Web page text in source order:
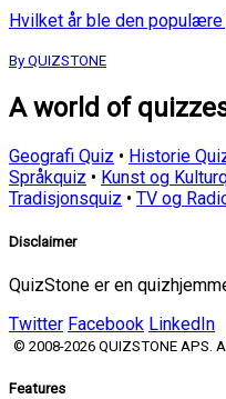
Hvilket år ble den
By QUIZSTONE
A world of
Geografi Quiz • Historie
Språkquiz • Kunst og
Tradisjonsquiz • TV og
Disclaimer
QuizStone er en
Twitter Facebook LinkedIn
© 2008-2026 QUIZSTONE APS.
Features